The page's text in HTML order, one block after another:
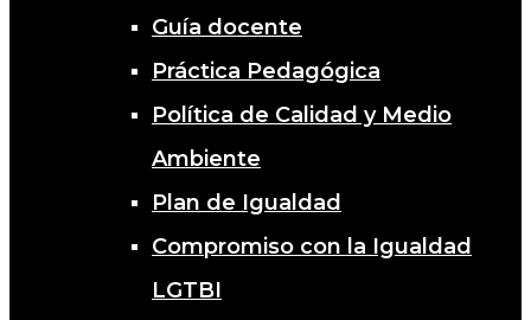
Guía docente
Práctica Pedagógica
Política de Calidad y Medio
Ambiente
Plan de Igualdad
Compromiso con la Igualdad
LGTBI